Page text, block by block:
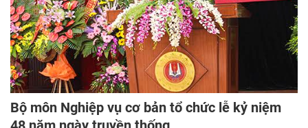
Bộ môn Nghiệp vụ cơ bản tổ chức lễ kỷ niệm